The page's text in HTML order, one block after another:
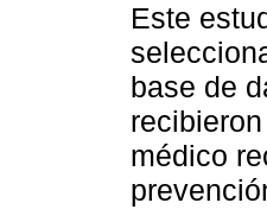
Este
base de
médico